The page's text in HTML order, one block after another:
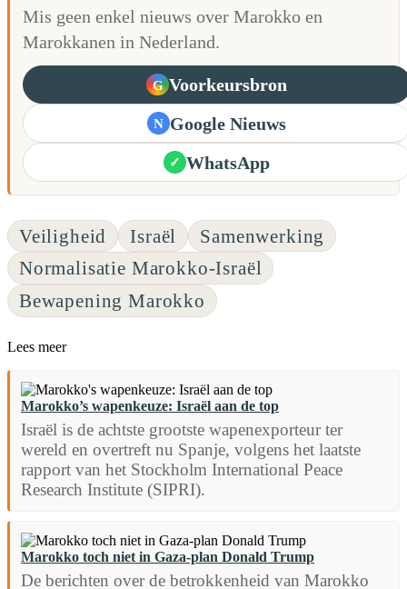
Mis geen enkel nieuws over Marokko en
Marokkanen in Nederland.
G Voorkeursbron
N Google Nieuws
✓ WhatsApp
Veiligheid Israël
Samenwerking
Normalisatie Marokko-Israël
Bewapening Marokko
Lees meer
Marokko’s wapenkeuze: Israël aan de top
Israël is de achtste grootste wapenexporteur ter
wereld en overtreft nu Spanje, volgens het laatste
rapport van het Stockholm International Peace
Research Institute (SIPRI).
Marokko toch niet in Gaza-plan Donald Trump
De berichten over de betrokkenheid van Marokko